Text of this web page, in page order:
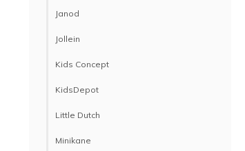
Janod
Jollein
Kids Concept
KidsDepot
Little Dutch
Minikane